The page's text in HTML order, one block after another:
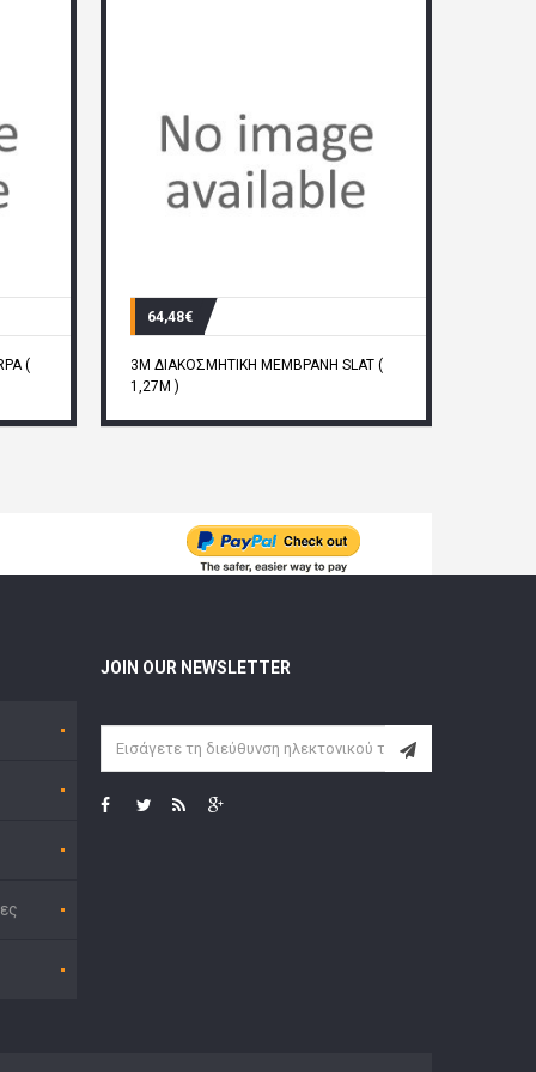
(
64,48€
3M ΔΙΑΚΟΣΜΗΤΙΚΗ ΜΕΜΒΡΑΝΗ SLAT (
1,27M )
JOIN OUR NEWSLETTER